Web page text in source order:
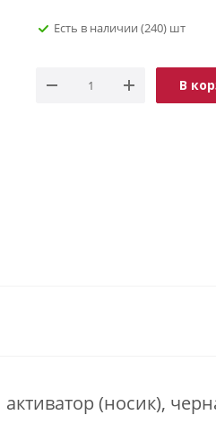
Есть в наличии (240)
В
(носик),